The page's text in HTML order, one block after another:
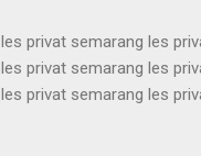
les privat semarang les
les privat semarang les
les privat semarang les
les privat semarang les